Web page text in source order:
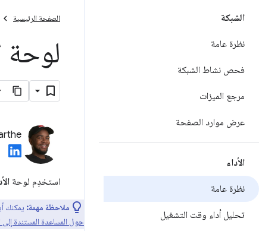
الشبكة
نظرة عامة
فحص نشاط الشبكة
مرجع الميزات
عرض موارد الصفحة
الأداء
نظرة عامة
تحليل أداء وقت التشغيل
الصفحة الرئيسية
لوحة
استخدِم لوحة
ملاحظة مهمة: يمكنك
حول المساعدة المستندة إلى